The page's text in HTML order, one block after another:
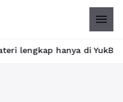
menu
hanya di